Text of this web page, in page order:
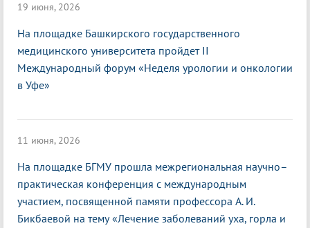
19 июня, 2026
На площадке Башкирского государственного
медицинского университета пройдет II
Международный форум «Неделя урологии и онкологии
в Уфе»
11 июня, 2026
На площадке БГМУ прошла межрегиональная научно–
практическая конференция с международным
участием, посвященной памяти профессора А. И.
Бикбаевой на тему «Лечение заболеваний уха, горла и